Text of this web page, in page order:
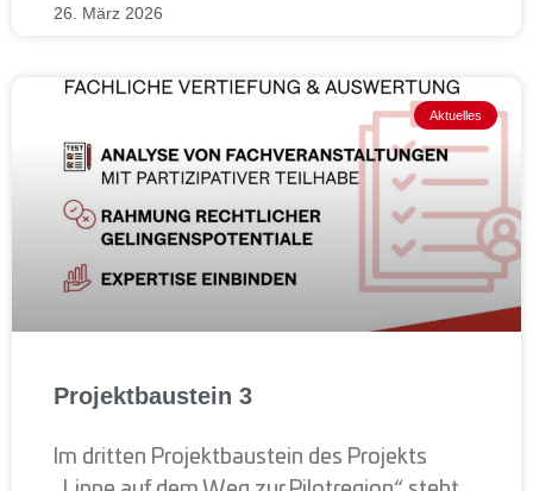
26. März 2026
Aktuelles
Projektbaustein 3
Im dritten Projektbaustein des Projekts